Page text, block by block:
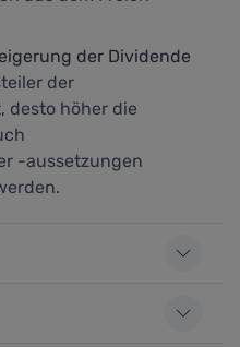
der Dividende
der
desto höher die
-aussetzungen